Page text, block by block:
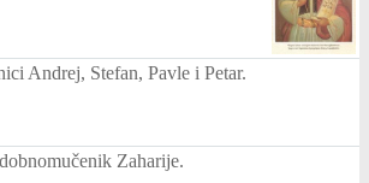
Andrej, Stefan, Pavle i Petar.
Zaharije.